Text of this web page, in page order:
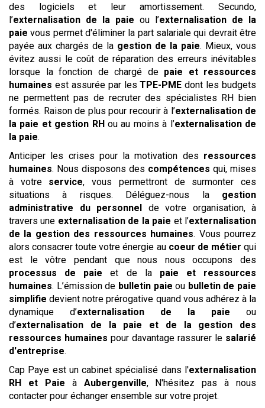
des logiciels et leur amortissement. Secundo,
l’externalisation de la paie ou l’externalisation de la
paievous permet d'éliminer la part salariale qui devrait être
payée aux chargés de la gestion de la paie. Mieux, vous
évitez aussi le coût de réparation des erreurs inévitables
lorsque la fonction de chargé de paie et ressources
humaines est assurée par lesTPE-PME dont les budgets
ne permettent pas de recruter des spécialistes RH bien
formés. Raison de plus pour recourir à l’externalisation de
la paie et gestion RHou au moins à l’externalisation de
la paie.
Anticiper les crises pour la motivation des ressources
humaines. Nous disposons des compétences qui, mises
à votre service, vous permettront de surmonter ces
situations à risques. Déléguez-nous la gestion
administrative du personnel de votre organisation, à
travers une externalisation de la paie et l’externalisation
de la gestion des ressources humaines. Vous pourrez
alors consacrer toute votre énergie au coeur de métier qui
est le vôtre pendant que nous nous occupons des
processus de paie et de la paie et ressources
humaines. L’émission de bulletin paie ou bulletin de paie
simplifie devient notre prérogative quand vous adhérez à la
dynamique d’externalisation de la paie ou
d’externalisation de la paie et de la gestion des
ressources humaines pour davantage rassurer le salarié
d'entreprise.
Cap Paye est un cabinet spécialisé dans l'externalisation
RH et Paie à Aubergenville, N'hésitez pas à nous
contacter pour échanger ensemble sur votre projet.